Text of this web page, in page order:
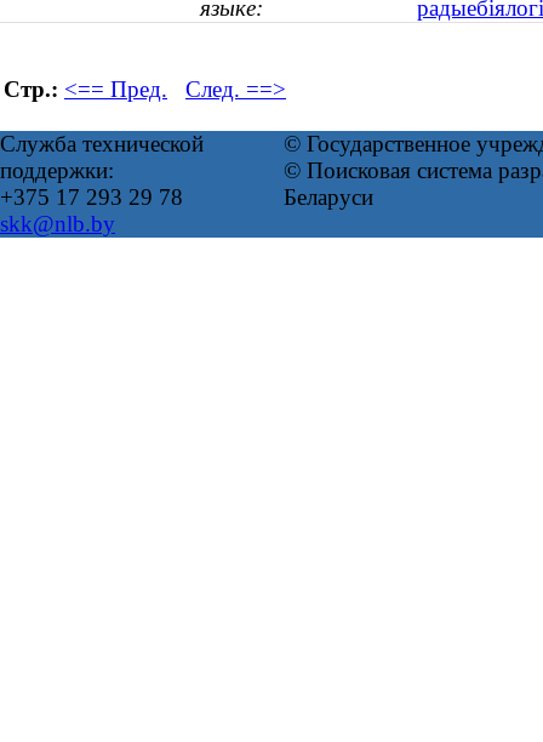
языке:
Стр.: <== Пред. След. ==>
Служба технической
поддержки:
+375 17 293 29 78
skk@nlb.by
© Государственное
© Поисковая система
Беларуси